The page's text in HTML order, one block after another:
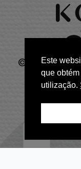
© 2026
crafted
Este
que
utilização.